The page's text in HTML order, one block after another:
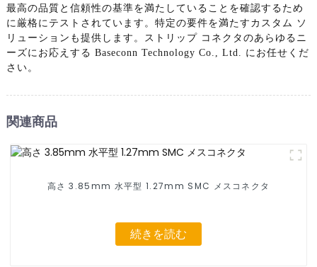
最高の品質と信頼性の基準を満たしていることを確認するため
に厳格にテストされています。特定の要件を満たすカスタム ソ
リューションも提供します。ストリップ コネクタのあらゆるニ
ーズにお応えする Baseconn Technology Co., Ltd. にお任せくだ
さい。
関連商品
高さ 3.85mm 水平型 1.27mm SMC メスコネクタ
続きを読む